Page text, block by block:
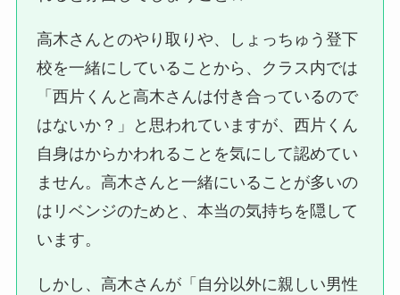
高木さんとのやり取りや、しょっちゅう登下
校を一緒にしていることから、クラス内では
「西片くんと高木さんは付き合っているので
はないか？」と思われていますが、西片くん
自身はからかわれることを気にして認めてい
ません。高木さんと一緒にいることが多いの
はリベンジのためと、本当の気持ちを隠して
います。
しかし、高木さんが「自分以外に親しい男性